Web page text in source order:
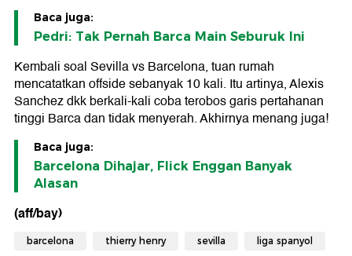
Baca juga:
Pedri: Tak Pernah Barca Main Seburuk Ini
Kembali soal Sevilla vs Barcelona, tuan rumah
mencatatkan offside sebanyak 10 kali. Itu artinya, Alexis
Sanchez dkk berkali-kali coba terobos garis pertahanan
tinggi Barca dan tidak menyerah. Akhirnya menang juga!
Baca juga:
Barcelona Dihajar, Flick Enggan Banyak
Alasan
(aff/bay)
barcelona thierry henry sevilla liga spanyol